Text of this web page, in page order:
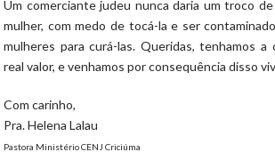
Um comerciante judeu nunca daria um troco
mulher, com medo de tocá-la e ser
mulheres para curá-las. Queridas, tenhamos a
real valor, e venhamos por consequência disso
Com carinho,
Pra. Helena Lalau
Pastora Ministério CENJ Criciúma